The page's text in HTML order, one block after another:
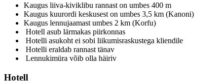
Kaugus liiva-kiviklibu rannast on umbes 400 m
Kaugus kuurordi keskusest on umbes 3,5 km (Kanoni)
Kaugus lennujaamast umbes 2 km (Korfu)
Hotell asub lärmakas piirkonnas
Hotelli asukoht ei sobi liikumisraskustega kliendile
Hotelli eraldab rannast tänav
Lennukimüra võib olla häiriv
Hotell